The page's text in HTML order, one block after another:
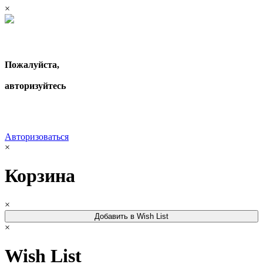
×
Пожалуйста,
авторизуйтесь
Авторизоваться
×
Корзина
×
Добавить в Wish List
×
Wish List